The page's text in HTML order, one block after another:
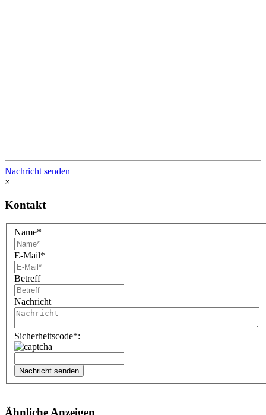
Nachricht senden
×
Kontakt
Name*
E-Mail*
Betreff
Nachricht
Sicherheitscode*:
Nachricht senden
Ähnliche Anzeigen